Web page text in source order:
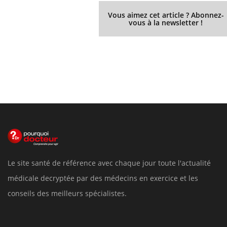
Vous aimez cet article ? Abonnez-
vous à la newsletter !
Le site santé de référence avec chaque jour toute l'actualité
médicale decryptée par des médecins en exercice et les
conseils des meilleurs spécialistes.